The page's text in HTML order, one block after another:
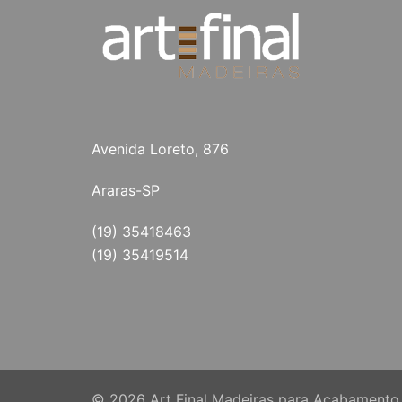
Avenida Loreto, 876
Araras-SP
(19) 35418463
(19) 35419514